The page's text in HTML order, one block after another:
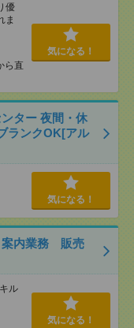
優
ま
ら直
気になる！
ター 夜間・休
ランクOK[アル
気になる！
案内業務 販売
ル
気になる！